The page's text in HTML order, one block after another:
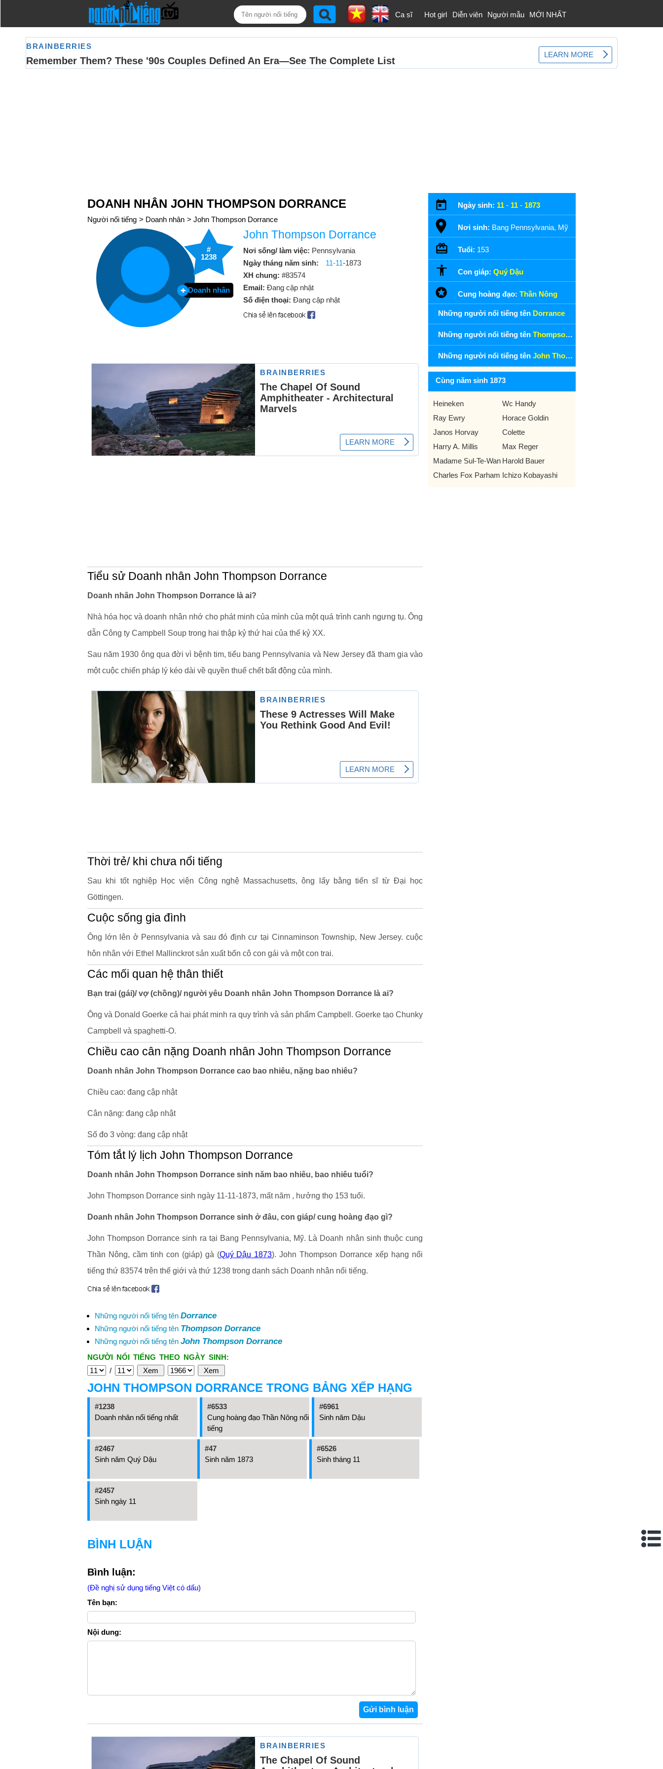
Ca sĩ Hot girl Diễn viên Người mẫu MỚI NHẤT
DOANH NHÂN JOHN THOMPSON DORRANCE
Người nổi tiếng > Doanh nhân > John Thompson Dorrance
#
1238
Doanh nhân
John Thompson Dorrance
Nơi sống/ làm việc: Pennsylvania
Ngày tháng năm sinh:
11-11-1873
XH chung: #83574
Email: Đang cập nhật
Số điện thoại: Đang cập nhật
Tiểu sử Doanh nhân John Thompson Dorrance
Doanh nhân John Thompson Dorrance là ai?
Nhà hóa học và doanh nhân nhớ cho phát minh của mình của một quá trình canh ngưng tụ. Ông
dẫn Công ty Campbell Soup trong hai thập kỷ thứ hai của thế kỷ XX.
Sau năm 1930 ông qua đời vì bệnh tim, tiểu bang Pennsylvania và New Jersey đã tham gia vào
một cuộc chiến pháp lý kéo dài về quyền thuế chết bất động của mình.
Thời trẻ/ khi chưa nổi tiếng
Sau khi tốt nghiệp Học viện Công nghệ Massachusetts, ông lấy bằng tiến sĩ từ Đại học
Göttingen.
Cuộc sống gia đình
Ông lớn lên ở Pennsylvania và sau đó định cư tại Cinnaminson Township, New Jersey. cuộc
hôn nhân với Ethel Mallinckrot sản xuất bốn cô con gái và một con trai.
Các mối quan hệ thân thiết
Bạn trai (gái)/ vợ (chồng)/ người yêu Doanh nhân John Thompson Dorrance là ai?
Ông và Donald Goerke cả hai phát minh ra quy trình và sản phẩm Campbell. Goerke tạo Chunky
Campbell và spaghetti-O.
Chiều cao cân nặng Doanh nhân John Thompson Dorrance
Doanh nhân John Thompson Dorrance cao bao nhiêu, nặng bao nhiêu?
Chiều cao: đang cập nhật
Cân nặng: đang cập nhật
Số đo 3 vòng: đang cập nhật
Tóm tắt lý lịch John Thompson Dorrance
Doanh nhân John Thompson Dorrance sinh năm bao nhiêu, bao nhiêu tuổi?
John Thompson Dorrance sinh ngày 11-11-1873, mất năm , hưởng thọ 153 tuổi.
Doanh nhân John Thompson Dorrance sinh ở đâu, con giáp/ cung hoàng đạo gì?
John Thompson Dorrance sinh ra tại Bang Pennsylvania, Mỹ. Là Doanh nhân sinh thuộc cung
Thần Nông, cầm tinh con (giáp) gà (Quý Dậu 1873). John Thompson Dorrance xếp hạng nổi
tiếng thứ 83574 trên thế giới và thứ 1238 trong danh sách Doanh nhân nổi tiếng.
Những người nổi tiếng tên Dorrance
Những người nổi tiếng tên Thompson Dorrance
Những người nổi tiếng tên John Thompson Dorrance
NGƯỜI NỔI TIẾNG THEO NGÀY SINH:
/
JOHN THOMPSON DORRANCE TRONG BẢNG XẾP HẠNG
#1238
Doanh nhân nổi tiếng nhất
#6533
Cung hoàng đạo Thần Nông nổi
tiếng
#6961
Sinh năm Dậu
#2467
Sinh năm Quý Dậu
#47
Sinh năm 1873
#6526
Sinh tháng 11
#2457
Sinh ngày 11
BÌNH LUẬN
Bình luận:
(Đề nghị sử dụng tiếng Việt có dấu)
Tên bạn:
Nội dung:
Ngày sinh: 11 - 11 - 1873
Nơi sinh: Bang Pennsylvania, Mỹ
Tuổi: 153
Con giáp: Quý Dậu
Cung hoàng đạo: Thần Nông
Những người nổi tiếng tên Dorrance
Những người nổi tiếng tên Thompson Dorrance
Những người nổi tiếng tên John Thompson Dorrance
Cùng năm sinh 1873
Heineken
Wc Handy
Ray Ewry
Horace Goldin
Janos Horvay
Colette
Harry A. Millis
Max Reger
Madame Sul-Te-Wan Harold Bauer
Charles Fox Parham Ichizo Kobayashi